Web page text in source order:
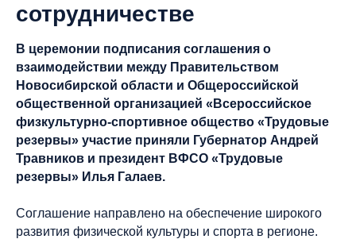
сотрудничестве
В церемонии подписания соглашения о
взаимодействии между Правительством
Новосибирской области и Общероссийской
общественной организацией «Всероссийское
физкультурно-спортивное общество «Трудовые
резервы» участие приняли Губернатор Андрей
Травников и президент ВФСО «Трудовые
резервы» Илья Галаев.
Соглашение направлено на обеспечение широкого
развития физической культуры и спорта в регионе.